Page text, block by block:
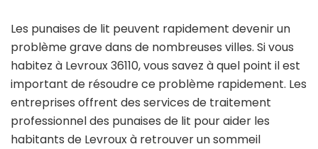
Les punaises de lit peuvent rapidement devenir un
problème grave dans de nombreuses villes. Si vous
habitez à Levroux 36110, vous savez à quel point il est
important de résoudre ce problème rapidement. Les
entreprises offrent des services de traitement
professionnel des punaises de lit pour aider les
habitants de Levroux à retrouver un sommeil